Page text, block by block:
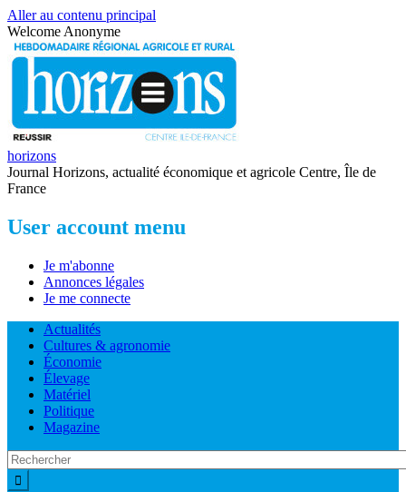
Aller au contenu principal
Welcome Anonyme
horizons
Journal Horizons, actualité économique et agricole Centre, Île de
France
User account menu
Je m'abonne
Annonces légales
Je me connecte
Actualités
Cultures & agronomie
Économie
Élevage
Matériel
Politique
Magazine